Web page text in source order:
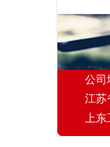
公司
江苏
上东